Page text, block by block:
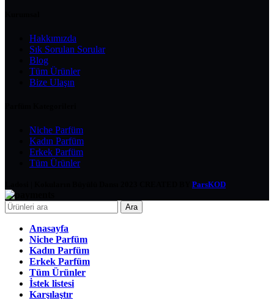
Hakkımızda
Sık Sorulan Sorular
Blog
Tüm Ürünler
Bize Ulaşın
Niche Parfüm
Kadın Parfüm
Erkek Parfüm
Tüm Ürünler
ParsKOD
Ara
Anasayfa
Niche Parfüm
Kadın Parfüm
Erkek Parfüm
Tüm Ürünler
İstek listesi
Karşılaştır